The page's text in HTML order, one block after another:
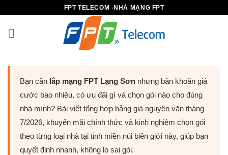
FPT TELECOM -NHÀ MẠNG FPT
Bạn cần lắp mạng FPT Lạng Sơn nhưng băn khoăn giá
cước bao nhiêu, có ưu đãi gì và chọn gói nào cho đúng
nhà mình? Bài viết tổng hợp bảng giá nguyên văn tháng
7/2026, khuyến mãi chính thức và kinh nghiệm chọn gói
theo từng loại nhà tại tỉnh miền núi biên giới này, giúp bạn
quyết định nhanh, không lo sai gói.